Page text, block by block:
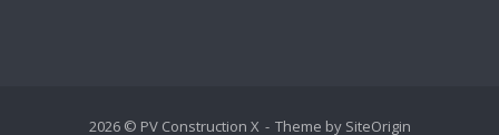
2026 © PV Construction X Theme by SiteOrigin